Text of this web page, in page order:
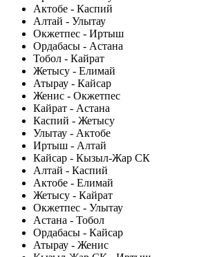
Актобе - Каспий
Алтай - Улытау
Окжетпес - Иртыш
Ордабасы - Астана
Тобол - Кайрат
Жетысу - Елимай
Атырау - Кайсар
Женис - Окжетпес
Кайрат - Астана
Каспий - Жетысу
Улытау - Актобе
Иртыш - Алтай
Кайсар - Кызыл-Жар СК
Алтай - Каспий
Актобе - Елимай
Жетысу - Кайрат
Окжетпес - Улытау
Астана - Тобол
Ордабасы - Кайсар
Атырау - Женис